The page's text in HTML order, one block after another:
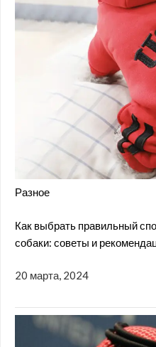
Разное
Как выбрать правильный
собаки: советы и
20 марта, 2024